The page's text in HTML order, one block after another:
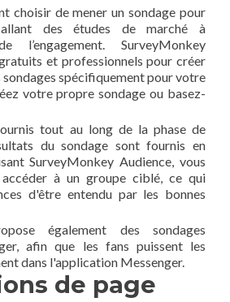
choisir de mener un sondage pour
allant des études de marché à
l’engagement. SurveyMonkey
et professionnels pour créer
sondages spécifiquement pour votre
votre propre sondage ou basez-
tout au long de la phase de
du sondage sont fournis en
SurveyMonkey Audience, vous
accéder à un groupe ciblé, ce qui
d'être entendu par les bonnes
également des sondages
afin que les fans puissent les
dans l'application Messenger.
de page